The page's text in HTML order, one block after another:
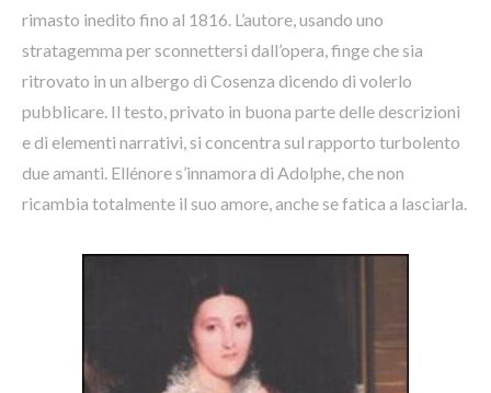
rimasto inedito fino al 1816. L’autore, usando uno
stratagemma per sconnettersi dall’opera, finge che sia
ritrovato in un albergo di Cosenza dicendo di volerlo
pubblicare. Il testo, privato in buona parte delle descrizioni
e di elementi narrativi, si concentra sul rapporto turbolento
due amanti. Ellénore s’innamora di Adolphe, che non
ricambia totalmente il suo amore, anche se fatica a lasciarla.